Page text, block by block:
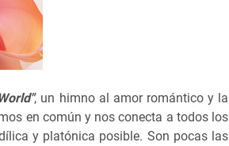
, un himno al amor romántico y la
en común y nos conecta a todos los
y platónica posible. Son pocas las